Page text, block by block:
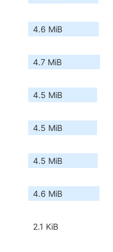
4.6 MiB
4.7 MiB
4.5 MiB
4.5 MiB
4.5 MiB
4.6 MiB
2.1 KiB